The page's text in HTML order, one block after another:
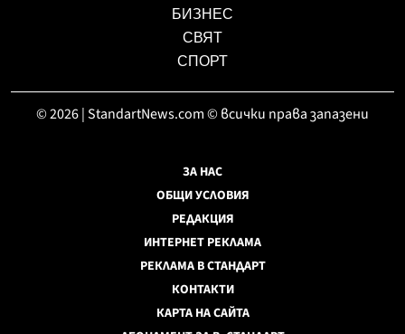
БИЗНЕС
СВЯТ
СПОРТ
© 2026 | StandartNews.com © всички права запазени
ЗА НАС
ОБЩИ УСЛОВИЯ
РЕДАКЦИЯ
ИНТЕРНЕТ РЕКЛАМА
РЕКЛАМА В СТАНДАРТ
КОНТАКТИ
КАРТА НА САЙТА